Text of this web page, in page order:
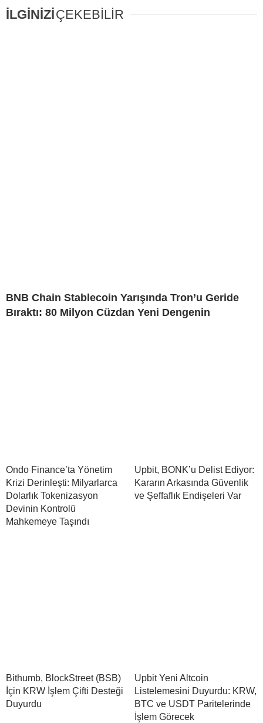
İLGİNİZİÇEKEBİLİR
BNB Chain Stablecoin Yarışında Tron’u Geride
Bıraktı: 80 Milyon Cüzdan Yeni Dengenin
Ondo Finance’ta Yönetim
Krizi Derinleşti: Milyarlarca
Dolarlık Tokenizasyon
Devinin Kontrolü
Mahkemeye Taşındı
Upbit, BONK’u Delist Ediyor:
Kararın Arkasında Güvenlik
ve Şeffaflık Endişeleri Var
Bithumb, BlockStreet (BSB)
İçin KRW İşlem Çifti Desteği
Duyurdu
Upbit Yeni Altcoin
Listelemesini Duyurdu: KRW,
BTC ve USDT Paritelerinde
İşlem Görecek